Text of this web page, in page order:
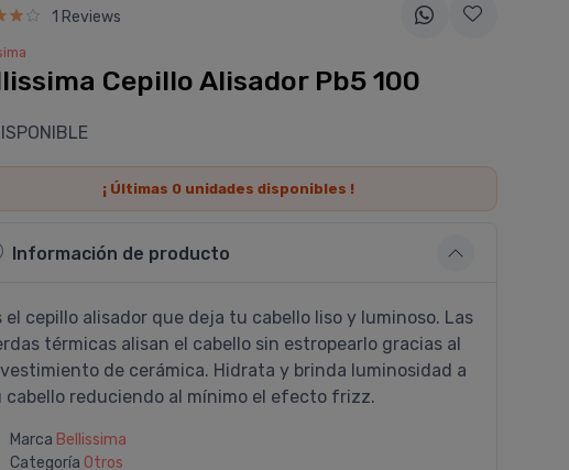
1 Reviews
Cepillo Alisador Pb5 100
¡ Últimas 0 unidades disponibles !
Información de producto
el cepillo alisador que deja tu cabello liso y luminoso. Las
térmicas alisan el cabello sin estropearlo gracias al
de cerámica. Hidrata y brinda luminosidad a
cabello reduciendo al mí­nimo el efecto frizz.
Marca Bellissima
Categoría Otros